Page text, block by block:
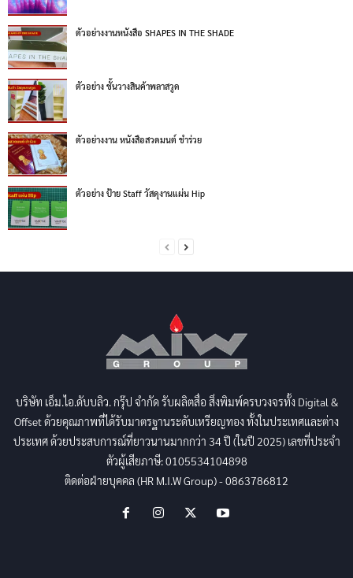
ตัวอย่างงานหนังสือ SHAPES IN THE SHADE
ตัวอย่าง ชั้นวางสินค้าพลาสวูด
ตัวอย่างงาน หนังสือสวดมนต์ ชำร่วย
ตัวอย่าง ป้าย Staff วัสดุงานแผ่น Hip
บริษัท เอ็ม.ไอ.ดับบลิว. กรุ๊ป จำกัด รับผลิตสื่อ สิ่งพิมพ์ครบวงจรทั้ง Digital &
Offset ด้วยคุณภาพที่ได้รับมาตรฐานระดับเหรียญทอง ทั้งในประเทศและต่าง
ประเทศ ด้วยประสบการณ์ที่ยาวนานมากกว่า 34 ปี (ในปี 2025) เลขที่ประจำ
ตัวผู้เสียภาษี: 0105534104898
ติดต่อฝ่ายบุคคล (HR M.I.W Group) - 0863786812